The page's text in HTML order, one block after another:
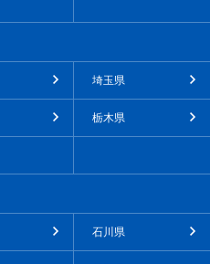
埼玉県
栃木県
石川県